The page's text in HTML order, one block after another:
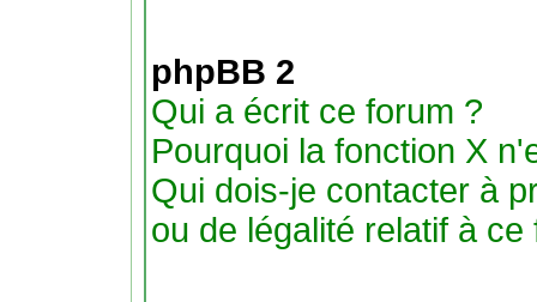
phpBB 2
Qui a écrit ce forum ?
Pourquoi la fonction X
Qui dois-je contacter à
ou de légalité relatif à ce